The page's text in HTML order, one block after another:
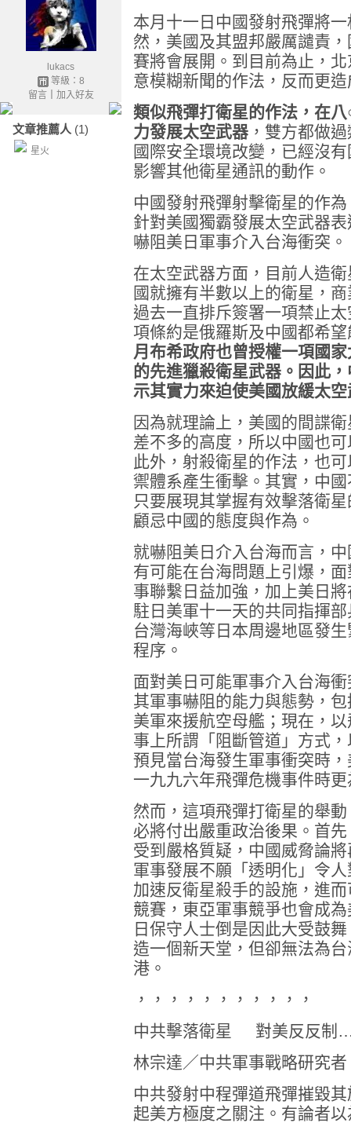
lukacs
等級：8
留言｜ 加入好友
文章推薦人 (1)
星火
本月十一日中國發射飛彈將
然，美國及其盟邦嚴厲譴責
賽將會展開。到目前為止，
意模糊新聞的作法，反而更
類似飛彈打衛星的作法，在
力發展太空武器 ，雙方都做
國際安全環境改變，已經沒
影響其他衛星通訊的動作。
中國發射飛彈射擊衛星的作
針對美國獨霸發展太空武器
嚇阻美日軍事介入台海衝突。
在太空武器方面，目前人造
國就擁有半數以上的衛星，
過去一直排斥簽署一項禁止
項條約是俄羅斯及中國都希
月布希政府也曾授權一項國
的先進獵殺衛星武器。因此
示其實力來迫使美國放緩太
因為就理論上，美國的間諜
差不多的高度，所以中國也
此外，射殺衛星的作法，也
禦體系產生衝擊。其實，中
只要展現其掌握有效擊落衛
顧忌中國的態度與作為。
就嚇阻美日介入台海而言，
有可能在台海問題上引爆，
事聯繫日益加強，加上美日
駐日美軍十一天的共同指揮
台灣海峽等日本周邊地區發
程序。
面對美日可能軍事介入台海
其軍事嚇阻的能力與態勢，
美軍來援航空母艦；現在，
事上所謂「阻斷管道」方式
預見當台海發生軍事衝突時
一九九六年飛彈危機事件時
然而，這項飛彈打衛星的舉
必將付出嚴重政治後果。首
受到嚴格質疑，中國威脅論
軍事發展不願「透明化」令
加速反衛星殺手的設施，進
競賽，東亞軍事競爭也會成
日保守人士倒是因此大受鼓
造一個新天堂，但卻無法為
港。
，，，，，，，，，，，
中共擊落衛星 對美反反制
林宗達／中共軍事戰略研究者
中共發射中程彈道飛彈摧毀
起美方極度之關注。有論者